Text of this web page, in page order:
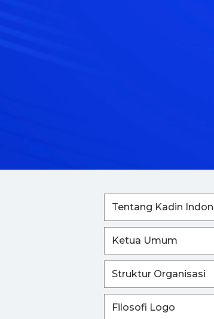
Tentang Kadin
Ketua Umum
Struktur Organisasi
Filosofi Logo